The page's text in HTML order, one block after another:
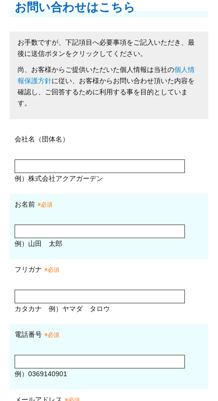
お問い合わせはこちら
お手数ですが、下記項目へ必要事項をご記入いただき、最
後に送信ボタンをクリックしてください。
尚、お客様からご提供いただいた個人情報は当社の個人情
報保護方針に従い、お客様からお問い合わせ頂いた内容を
確認し、ご回答するために利用する事を目的としていま
す。
会社名（団体名）
例）株式会社アクアガーデン
お名前 ※必須
例）山田 太郎
フリガナ ※必須
カタカナ 例）ヤマダ タロウ
電話番号 ※必須
例）0369140901